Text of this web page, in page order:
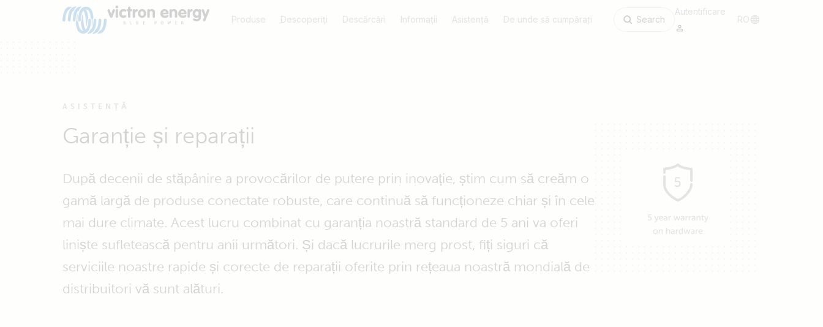
Produse Descoperiți Descărcări Informaţii Asistență De unde să cumpărați Search
Autentificare
RO
ASISTENȚĂ
Garanție și reparații
După decenii de stăpânire a provocărilor de putere prin inovație, știm cum să creăm o
gamă largă de produse conectate robuste, care continuă să funcționeze chiar și în cele
mai dure climate. Acest lucru combinat cu garanția noastră standard de 5 ani va oferi
liniște sufletească pentru anii următori. Și dacă lucrurile merg prost, fiți siguri că
serviciile noastre rapide și corecte de reparații oferite prin rețeaua noastră mondială de
distribuitori vă sunt alături.